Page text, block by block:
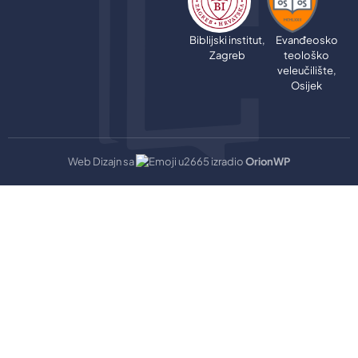
Biblijski institut,
Zagreb
Evanđeosko
teološko
veleučilište,
Osijek
Web Dizajn sa izradioOrionWP